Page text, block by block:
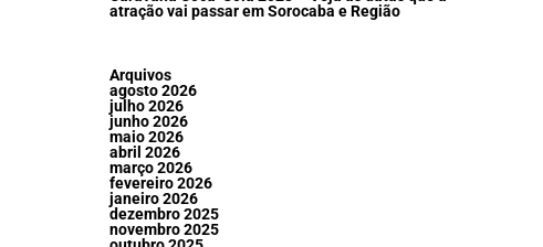
atração vai passar em Sorocaba e Região
Arquivos
agosto 2026
julho 2026
junho 2026
maio 2026
abril 2026
março 2026
fevereiro 2026
janeiro 2026
dezembro 2025
novembro 2025